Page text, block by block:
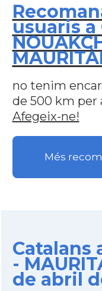
usuaris a
no tenim
de 500 km per
Afegeix-ne!
Més
Catalans
-
de abril